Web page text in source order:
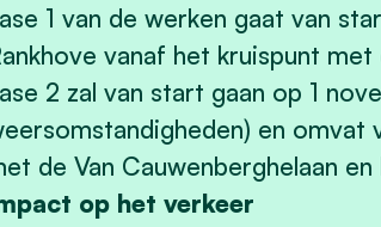
1 van de werken gaat van
vanaf het kruispunt
2 zal van start gaan op 1
en omvat
de Van Cauwenberghelaan
op het verkeer